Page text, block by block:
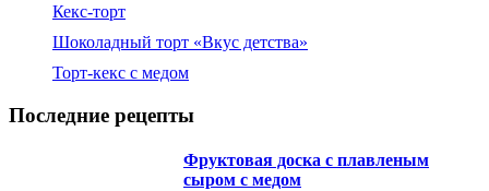
Кекс-торт
Шоколадный торт «Вкус детства»
Торт-кекс с медом
Последние рецепты
Фруктовая доска с плавленым
сыром с медом